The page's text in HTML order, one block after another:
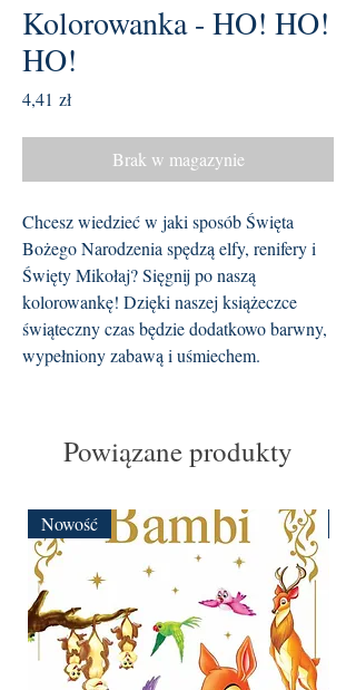
Kolorowanka - HO! HO!
HO!
4,41 złCena
Brak w magazynie
Chcesz wiedzieć w jaki sposób Święta
Bożego Narodzenia spędzą elfy, renifery i
Święty Mikołaj? Sięgnij po naszą
kolorowankę! Dzięki naszej książeczce
świąteczny czas będzie dodatkowo barwny,
wypełniony zabawą i uśmiechem.
Powiązane produkty
Nowość